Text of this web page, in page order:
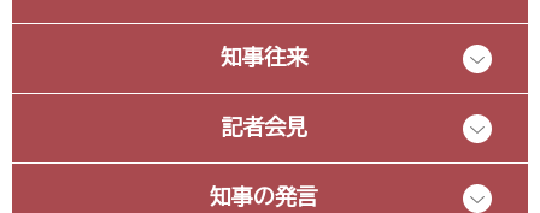
知事往来
記者会見
知事の発言